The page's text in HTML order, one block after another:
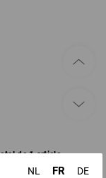
de 1 article.
NL FR
DE